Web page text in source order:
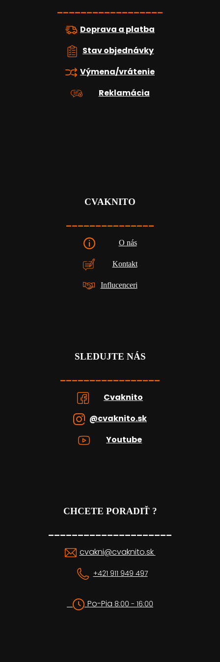
__________________
Doprava a platba
Stav objednávky
Výmena/vrátenie
Reklamácia
CVAKNITO
_______________
O nás
Kontakt
Influcenceri
SLEDUJTE NÁS
_________________
Cvaknito
@cvaknito.sk
Youtube
CHCETE PORADIŤ ?
_____________________
cvakni@cvaknito.sk
+421 911 949 497
Po-Pia 8:00 - 16:00